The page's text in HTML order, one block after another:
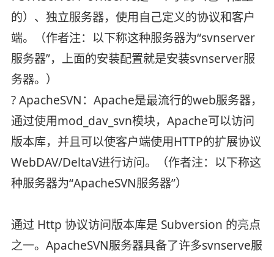
的）、独立服务器，使用自己定义的协议和客户
端。（作者注：以下称这种服务器为“svnserver
服务器”，上面的安装配置就是安装svnserver服
务器。）
? ApacheSVN：Apache是最流行的web服务器，
通过使用mod_dav_svn模块，Apache可以访问
版本库，并且可以使客户端使用HTTP的扩展协议
WebDAV/DeltaV进行访问。（作者注：以下称这
种服务器为“ApacheSVN服务器”）
通过 Http 协议访问版本库是 Subversion 的亮点
之一。ApacheSVN服务器具备了许多svnserve服